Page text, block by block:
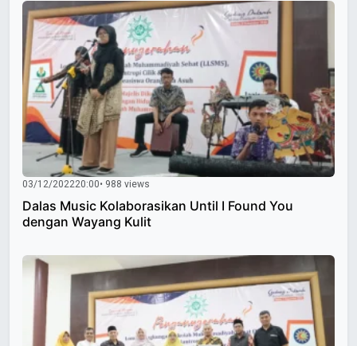
03/12/202220:00• 988 views
Dalas Music Kolaborasikan Until I Found You
dengan Wayang Kulit